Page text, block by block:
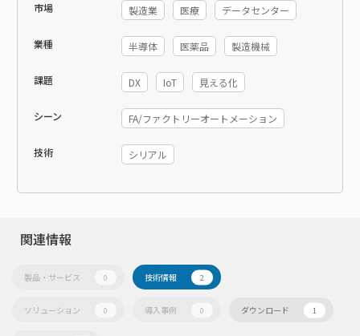
市場 製造業 医療 データセンター
業種 半導体 医薬品 製造機械
課題 DX IoT 見える化
シーン FA/ファクトリーオートメーション
技術 シリアル
関連情報
製品・サービス 0 技術情報 2
ソリューション 0 導入事例 0 ダウンロード 1